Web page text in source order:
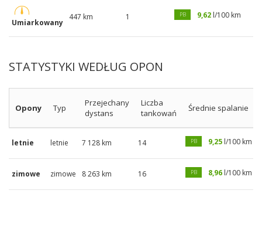
Umiarkowany
447 km 1 PB 9,62 l/100 km
STATYSTYKI WEDŁUG OPON
Opony Typ
Przejechany
dystans
Liczba
tankowań
Średnie spalanie
letnie letnie 7 128 km 14 PB 9,25 l/100 km
zimowe zimowe 8 263 km 16 PB 8,96 l/100 km